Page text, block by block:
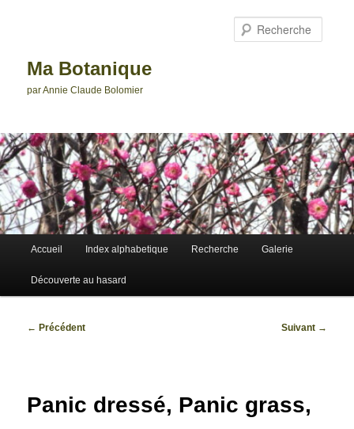
Ma Botanique
par Annie Claude Bolomier
Accueil Index alphabetique Recherche Galerie
Découverte au hasard
Navigation
← Précédent Suivant →
Panic dressé, Panic grass,